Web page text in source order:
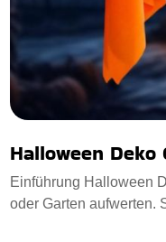
Halloween Deko
Einführung Halloween
oder Garten aufwerten.